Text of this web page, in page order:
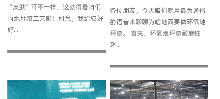
“皮肤”可不一样，这就得看咱们
的地坪漆工艺啦！别急，我给您好
好...
各位朋友，今天咱们就用最为通俗
的语音来聊聊为啥地面要做环氧地
坪漆。 首先，环氧地坪漆耐磨性
超...